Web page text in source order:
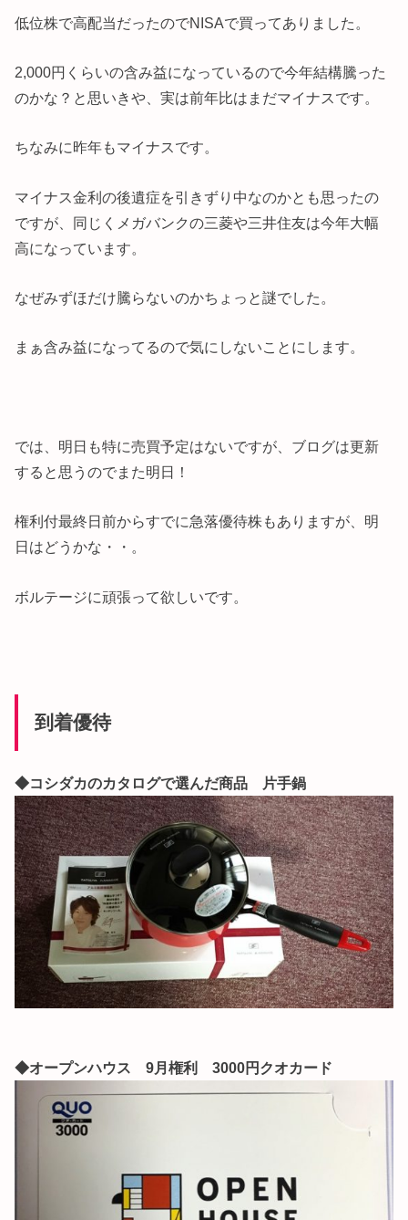
低位株で高配当だったのでNISAで買ってありました。
2,000円くらいの含み益になっているので今年結構騰った
のかな？と思いきや、実は前年比はまだマイナスです。
ちなみに昨年もマイナスです。
マイナス金利の後遺症を引きずり中なのかとも思ったの
ですが、同じくメガバンクの三菱や三井住友は今年大幅
高になっています。
なぜみずほだけ騰らないのかちょっと謎でした。
まぁ含み益になってるので気にしないことにします。
では、明日も特に売買予定はないですが、ブログは更新
すると思うのでまた明日！
権利付最終日前からすでに急落優待株もありますが、明
日はどうかな・・。
ボルテージに頑張って欲しいです。
到着優待
◆コシダカのカタログで選んだ商品 片手鍋
◆オープンハウス 9月権利 3000円クオカード